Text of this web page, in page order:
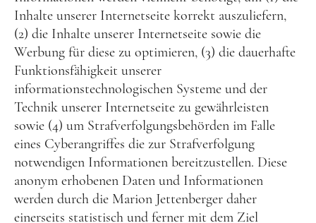
Inhalte unserer Internetseite korrekt auszuliefern,
(2) die Inhalte unserer Internetseite sowie die
Werbung für diese zu optimieren, (3) die dauerhafte
Funktionsfähigkeit unserer
informationstechnologischen Systeme und der
Technik unserer Internetseite zu gewährleisten
sowie (4) um Strafverfolgungsbehörden im Falle
eines Cyberangriffes die zur Strafverfolgung
notwendigen Informationen bereitzustellen. Diese
anonym erhobenen Daten und Informationen
werden durch die Marion Jettenberger daher
einerseits statistisch und ferner mit dem Ziel